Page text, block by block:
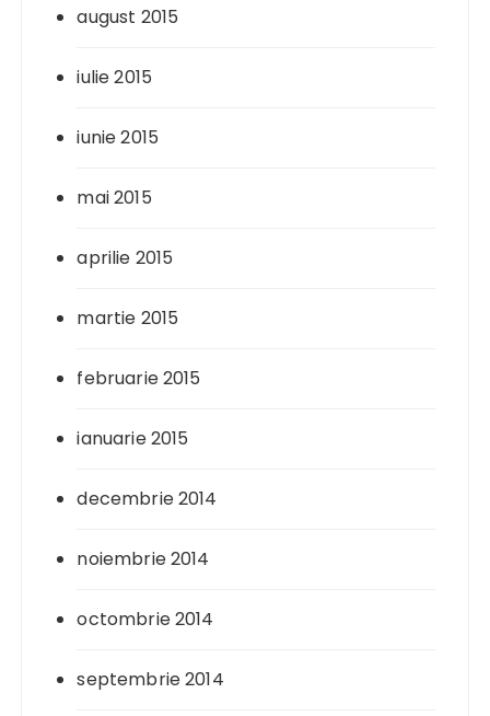
august 2015
iulie 2015
iunie 2015
mai 2015
aprilie 2015
martie 2015
februarie 2015
ianuarie 2015
decembrie 2014
noiembrie 2014
octombrie 2014
septembrie 2014